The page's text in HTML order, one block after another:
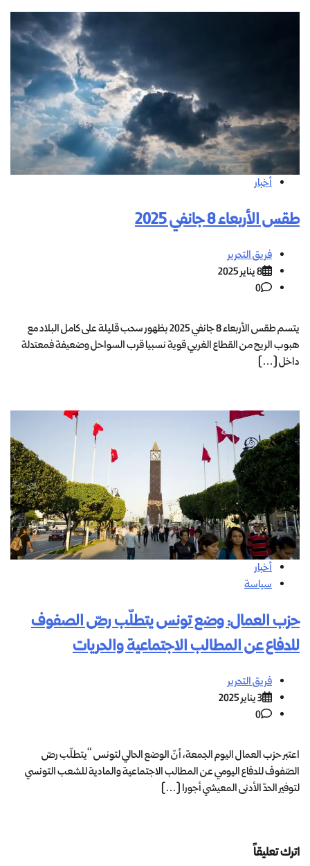
أخبار
طقس الأربعاء 8 جانفي 2025
فريق التحرير
8 يناير 2025
0
يتسم طقس الأربعاء 8 جانفي 2025 بظهور سحب قليلة على كامل البلاد مع
هبوب الريح من القطاع الغربي قوية نسبيا قرب السواحل وضعيفة فمعتدلة
داخل […]
أخبار
سياسة
حزب العمال: وضع تونس يتطلّب رصّ الصفوف
للدفاع عن المطالب الاجتماعية والحريات
فريق التحرير
3 يناير 2025
0
اعتبر حزب العمال اليوم الجمعة، أنّ الوضع الحالي لتونس “يتطلّب رصّ
الصّفوف للدفاع اليومي عن المطالب الاجتماعية والمادية للشعب التونسي
لتوفير الحدّ الأدنى المعيشي أجورا […]
اترك تعليقاً